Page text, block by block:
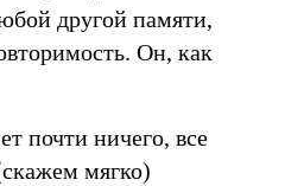
другой памяти,
Он, как
почти ничего, все
мягко)